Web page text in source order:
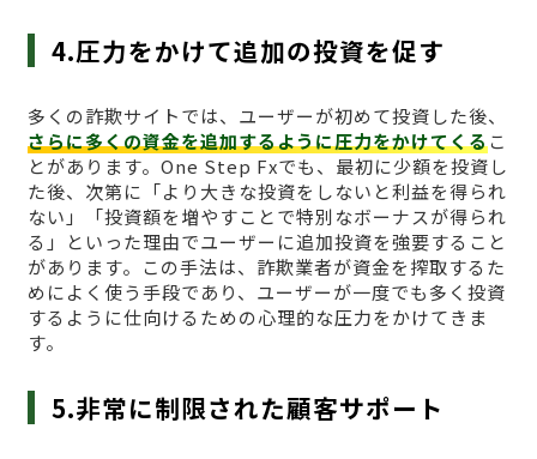
4.圧力をかけて追加の投資を促す
多くの詐欺サイトでは、ユーザーが初めて投資した後、
さらに多くの資金を追加するように圧力をかけてくるこ
とがあります。One Step Fxでも、最初に少額を投資し
た後、次第に「より大きな投資をしないと利益を得られ
ない」「投資額を増やすことで特別なボーナスが得られ
る」といった理由でユーザーに追加投資を強要すること
があります。この手法は、詐欺業者が資金を搾取するた
めによく使う手段であり、ユーザーが一度でも多く投資
するように仕向けるための心理的な圧力をかけてきま
す。
5.非常に制限された顧客サポート